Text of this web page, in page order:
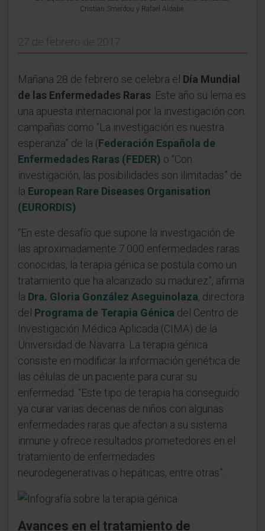
Cristian Smerdou y Rafael Aldabe.
27 de febrero de 2017
Mañana 28 de febrero se celebra el Día Mundial
de las Enfermedades Raras . Este año su lema es
una apuesta internacional por la investigación con
campañas como “La investigación es nuestra
esperanza” de la (Federación Española de
Enfermedades Raras (FEDER) o “Con
investigación, las posibilidades son ilimitadas” de
la European Rare Diseases Organisation
(EURORDIS)
“En este desafío que supone la investigación de
las aproximadamente 7.000 enfermedades raras
conocidas, la terapia génica se postula como un
tratamiento que ha alcanzado su madurez”, afirma
la Dra. Gloria González Aseguinolaza, directora
del Programa de Terapia Génica del Centro de
Investigación Médica Aplicada (CIMA) de la
Universidad de Navarra. La terapia génica
consiste en modificar la información genética de
las células de un paciente para curar su
enfermedad. “Este tipo de terapia ha conseguido
ya curar varias decenas de niños con algunas
enfermedades raras que afectan a su sistema
inmune y ofrece resultados prometedores en el
tratamiento de enfermedades
neurodegenerativas o hepáticas, entre otras”.
Avances en el tratamiento de